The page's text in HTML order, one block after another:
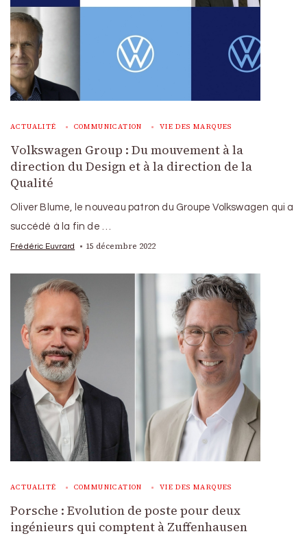
ACTUALITÉ COMMUNICATION VIE DES MARQUES
Volkswagen Group : Du mouvement à la
direction du Design et à la direction de la
Qualité
Oliver Blume, le nouveau patron du Groupe Volkswagen qui a
succédé à la fin de …
Frédéric Euvrard 15 décembre 2022
ACTUALITÉ COMMUNICATION VIE DES MARQUES
Porsche : Evolution de poste pour deux
ingénieurs qui comptent à Zuffenhausen